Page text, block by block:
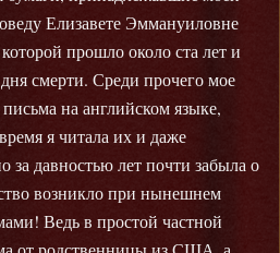
Елизавете Эммануиловне
прошло около ста лет и
смерти. Среди прочего мое
на английском языке,
я читала их и даже
за давностью лет почти забыла о
возникло при нынешнем
Ведь в простой частной